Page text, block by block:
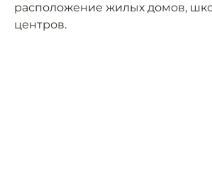
расположение жилых домов,
центров.